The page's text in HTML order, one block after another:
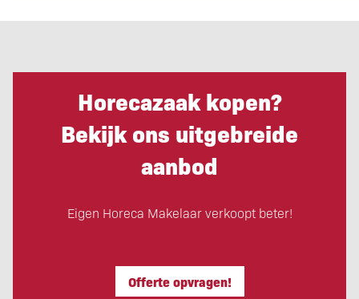
Horecazaak kopen?
Bekijk ons uitgebreide
aanbod
Eigen Horeca Makelaar verkoopt beter!
Offerte opvragen!